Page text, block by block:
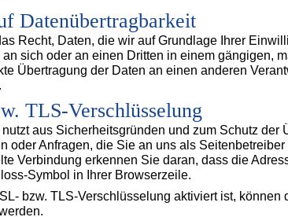
Datenübertragbarkeit
Recht, Daten, die wir auf Grundlage Ihrer
an sich oder an einen Dritten in einem gängigen,
Übertragung der Daten an einen anderen
TLS-Verschlüsselung
aus Sicherheitsgründen und zum Schutz der
oder Anfragen, die Sie an uns als
Verbindung erkennen Sie daran, dass die
Symbol in Ihrer Browserzeile.
bzw. TLS-Verschlüsselung aktiviert ist,